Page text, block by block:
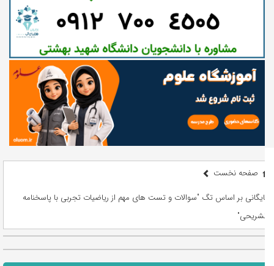
صفحه نخست
بایگانی بر اساس تگ "سوالات و تست های مهم از ریاضیات تجربی با پاسخنامه
تشریحی"